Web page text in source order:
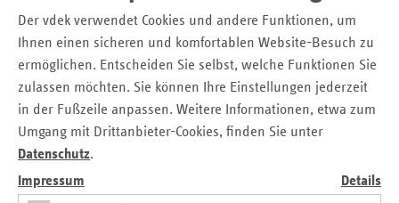
Der vdek verwendet Cookies und andere Funktionen, um
Ihnen einen sicheren und komfortablen Website-Besuch zu
ermöglichen. Entscheiden Sie selbst, welche Funktionen Sie
zulassen möchten. Sie können Ihre Einstellungen jederzeit
in der Fußzeile anpassen. Weitere Informationen, etwa zum
Umgang mit Drittanbieter-Cookies, finden Sie unter
Datenschutz.
Impressum
Details
Mit Blick auf eine seit 2018 schrittweise zurückgehende Zahl
an Organspendern in Mecklenburg-Vorpommern hofft
Jüttner, dass bei vielen letztlich die Entscheidung zugunsten
Spenden je einer Million Einwohner weiterhin deutlich
oberhalb des Bundesdurchschnitts (10,3), aber darauf
dürfen wir uns nicht ausruhen. Solange die Wartelisten
noch so lang sind, ist jede zusätzliche Entscheidung
zugunsten der Organspende wichtig.“